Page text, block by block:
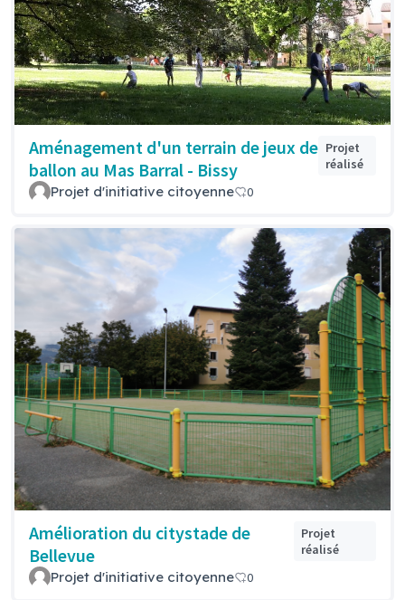
Aménagement d'un terrain de jeux de
ballon au Mas Barral - Bissy
Projet
réalisé
Projet d'initiative citoyenne 0
Amélioration du citystade de
Bellevue
Projet
réalisé
Projet d'initiative citoyenne 0